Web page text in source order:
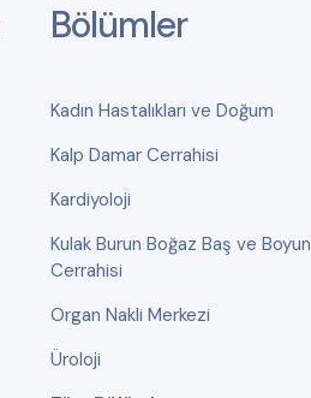
Bölümler
Kadın Hastalıkları ve Doğum
Kalp Damar Cerrahisi
Kardiyoloji
Kulak Burun Boğaz Baş ve Boyun
Cerrahisi
Organ Nakli Merkezi
Üroloji